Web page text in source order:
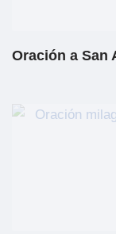
Oración a San